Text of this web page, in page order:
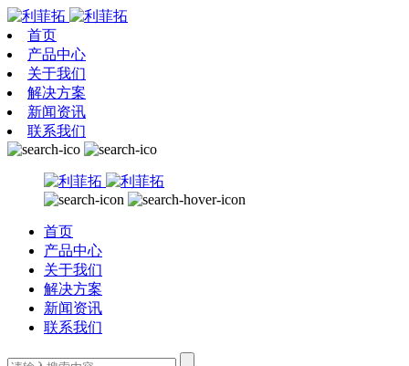
首页
产品中心
关于我们
解决方案
新闻资讯
联系我们
首页
产品中心
关于我们
解决方案
新闻资讯
联系我们